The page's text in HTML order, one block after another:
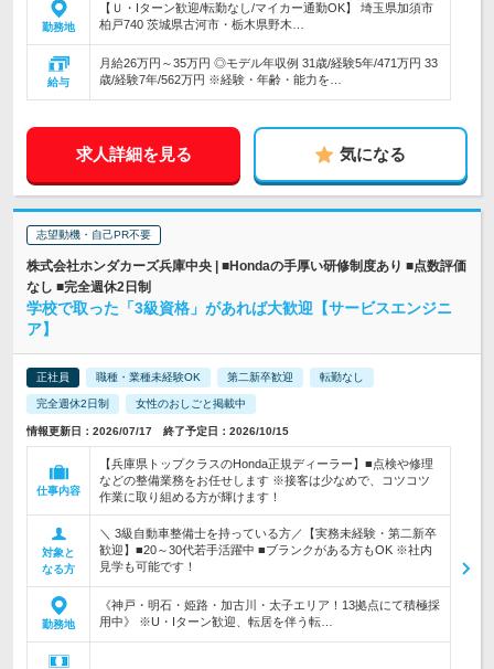
勤務地
【Ｕ・Iターン歓迎/転勤なし/マイカー通勤OK】 埼玉県加須市
柏戸740 茨城県古河市・栃木県野木…
給与
月給26万円～35万円 ◎モデル年収例 31歳/経験5年/471万円 33
歳/経験7年/562万円 ※経験・年齢・能力を…
求人詳細を見る 気になる
志望動機・自己PR不要
株式会社ホンダカーズ兵庫中央 | ■Hondaの手厚い研修制度あり ■点数評価
なし ■完全週休2日制
学校で取った「3級資格」があれば大歓迎【サービスエンジニ
ア】
正社員 職種・業種未経験OK 第二新卒歓迎 転勤なし
完全週休2日制 女性のおしごと掲載中
情報更新日：2026/07/17 終了予定日：2026/10/15
仕事内容
【兵庫県トップクラスのHonda正規ディーラー】■点検や修理
などの整備業務をお任せします ※接客は少なめで、コツコツ
作業に取り組める方が輝けます！
対象と
なる方
＼ 3級自動車整備士を持っている方／【実務未経験・第二新卒
歓迎】■20～30代若手活躍中 ■ブランクがある方もOK ※社内
見学も可能です！
勤務地
《神戸・明石・姫路・加古川・太子エリア！13拠点にて積極採
用中》 ※U・Iターン歓迎、転居を伴う転…